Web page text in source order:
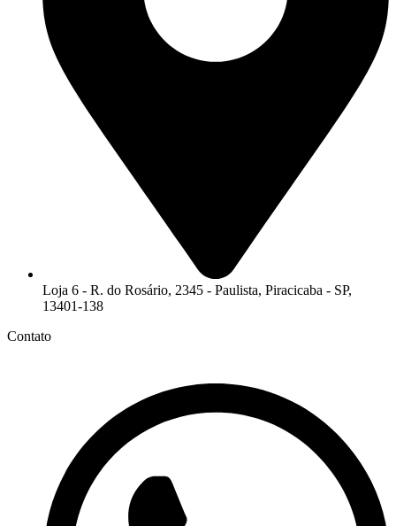
Loja 6 - R. do Rosário, 2345 - Paulista, Piracicaba - SP,
13401-138
Contato